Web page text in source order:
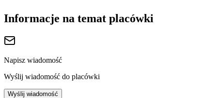
Informacje na temat placówki
Napisz wiadomość
Wyślij wiadomość do placówki
Wyślij wiadomość